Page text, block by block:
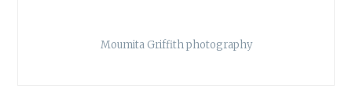
Moumita Griffith photography